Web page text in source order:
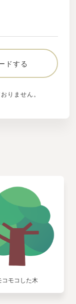
ドする
りません。
コモコした木